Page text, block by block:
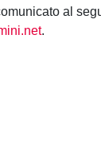
al
.